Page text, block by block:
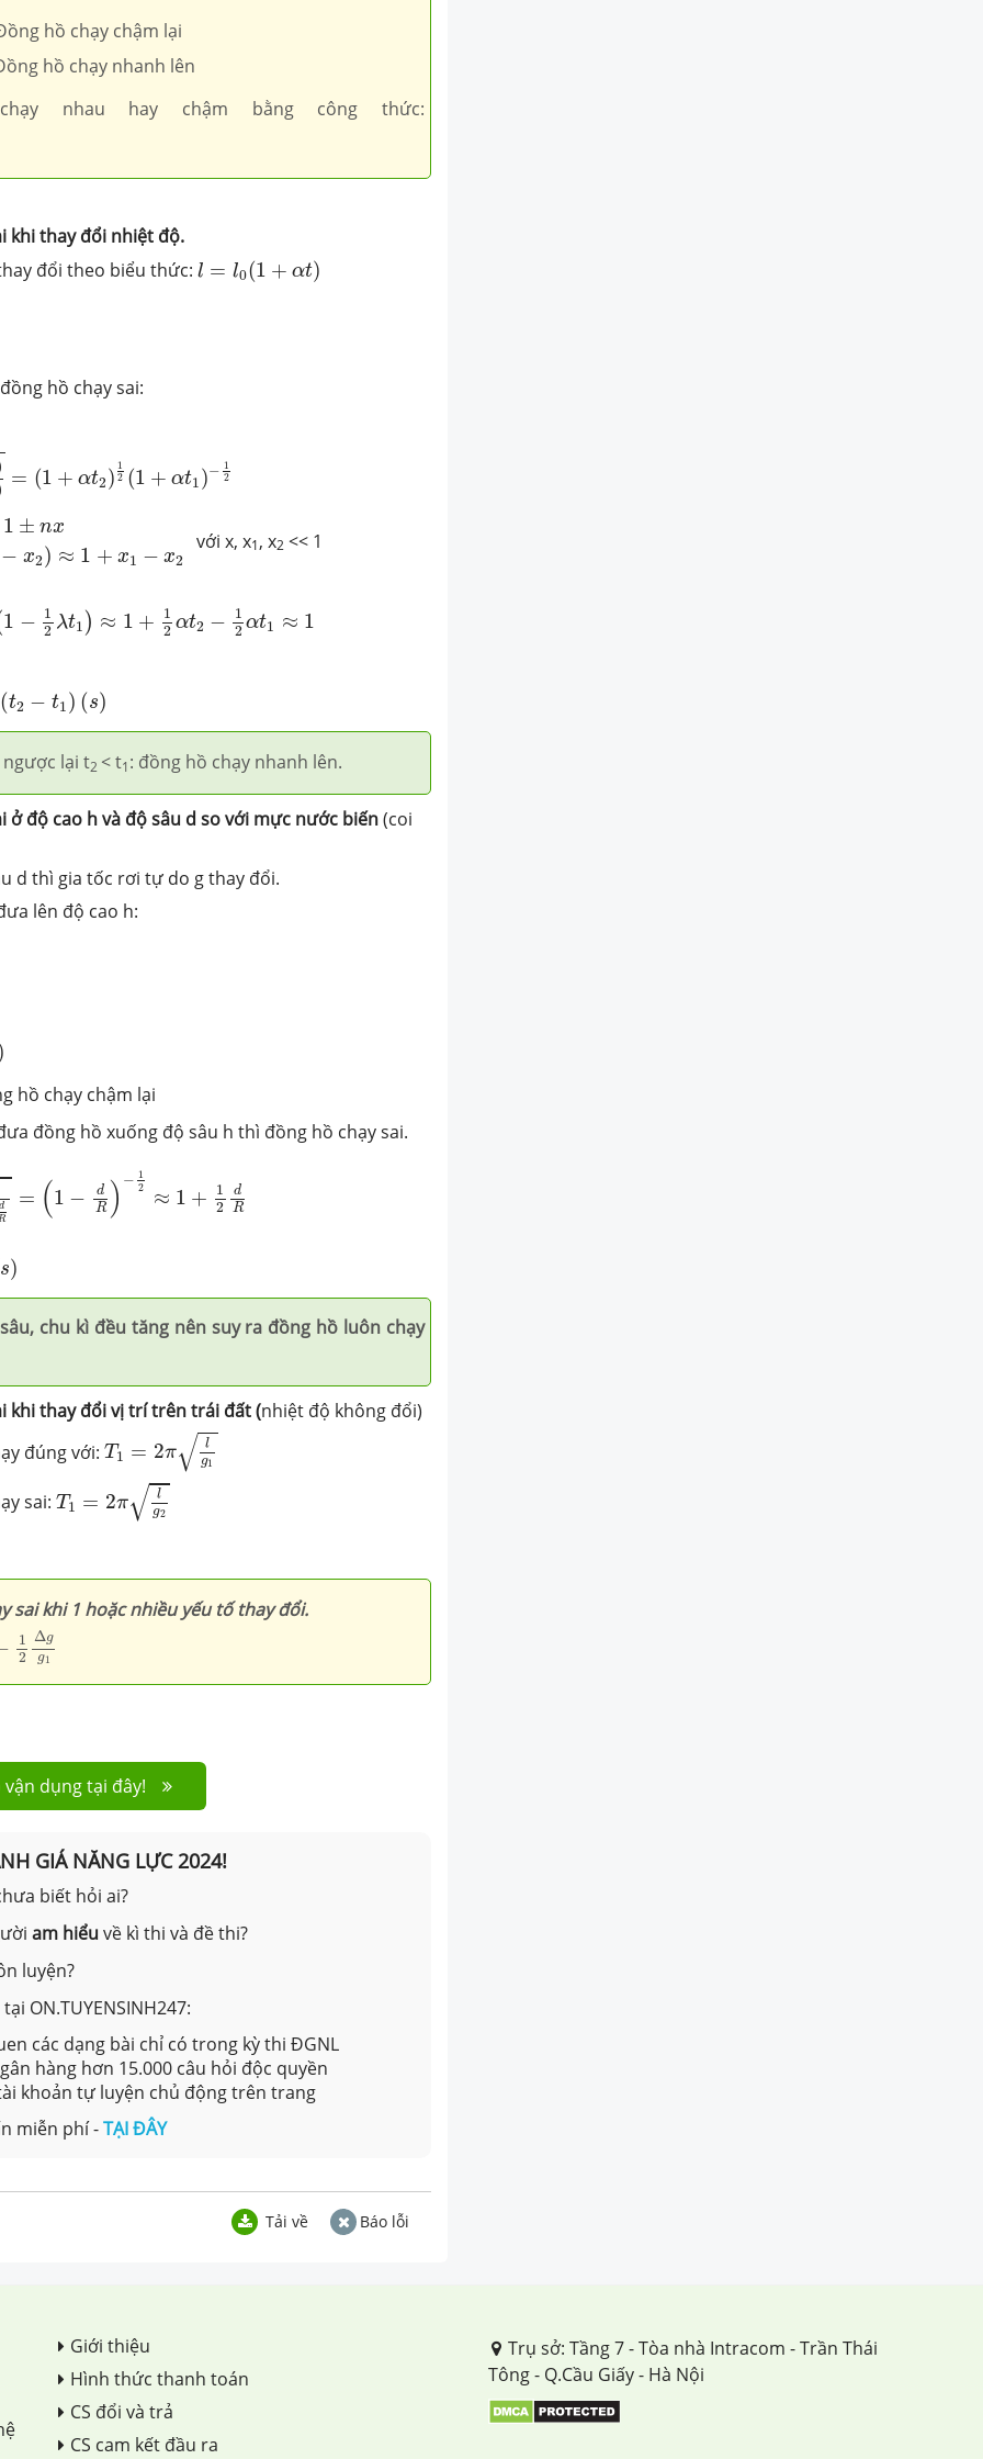
hồ chạy chậm lại
hồ chạy nhanh lên
nhau hay chậm bằng công thức:
khi thay đổi nhiệt độ.
đổi theo biểu thức: l = l0(1 + αt)
l ( 1+ t
đồng hồ chạy sai:
= (1 + αt2)
1
2 (1 + αt1)− 1
2
+
1 ± nx
− x2) ≈ 1 + x1 − x2
x( +
với x, x1, x2 << 1
1 − 1
2 λt1 ) ≈ 1 +
1
2 αt2 −
1
2 αt1 ≈ 1
2 )≈ 1 12 +
(t2 − t1) (s)
ngược lại t2 < t1: đồng hồ chạy nhanh lên.
ở độ cao h và độ sâu d so với mực nước biến(coi
d thì gia tốc rơi tự do g thay đổi.
lên độ cao h:
hồ chạy chậm lại
đồng hồ xuống độ sâu h thì đồng hồ chạy sai.
d
= (1 −
d
R ) − 1
2
≈ 1 +
1
2
d
R
s)
chu kì đều tăng nên suy ra đồng hồ luôn chạy
khi thay đổi vị trí trên trái đất (nhiệt độ không đổi)
đúng với: T1 = 2π√ l
g1
sai: T1 = 2π√ l
g2
sai khi 1 hoặc nhiều yếu tố thay đổi.
1
2
Δg
g1
1 2Δ gg
dụng tại đây!
GIÁ NĂNG LỰC 2024!
biết hỏi ai?
am hiểuvề kì thi và đề thi?
luyện?
ON.TUYENSINH247:
các dạng bài chỉ có trong kỳ thi ĐGNL
hàng hơn 15.000 câu hỏi độc quyền
khoản tự luyện chủ động trên trang
miễn phí -TẠI ĐÂY
Tải về Báo lỗi
Giới thiệu
Hình thức thanh toán
CS đổi và trả
CS cam kết đầu ra
Trụ sở: Tầng 7 - Tòa nhà Intracom - Trần Thái
Tông - Q.Cầu Giấy - Hà Nội